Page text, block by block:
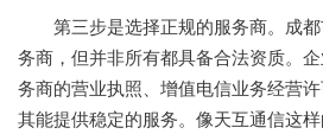
第三步是选择正规的服务商。成都
务商，但并非所有都具备合法资质。
务商的营业执照、增值电信业务经营
其能提供稳定的服务。像天互通信这